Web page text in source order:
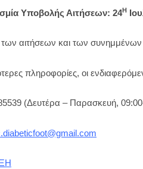
Υποβολής Αιτήσεων: 24Η
αιτήσεων και των συνημμένων
πληροφορίες, οι
(Δευτέρα – Παρασκευή,